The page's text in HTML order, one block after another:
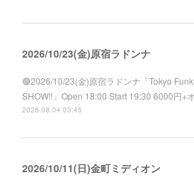
2026/10/23(金)原宿ラドンナ
🟣2026/10/23(金)原宿ラドンナ「Tokyo
SHOW!!」Open 18:00 Start 19:30 6000円+
2026.08.04 03:45
2026/10/11(日)金町ミディオン